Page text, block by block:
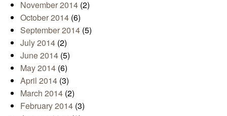
November 2014 (2)
October 2014 (6)
September 2014 (5)
July 2014 (2)
June 2014 (5)
May 2014 (6)
April 2014 (3)
March 2014 (2)
February 2014 (3)